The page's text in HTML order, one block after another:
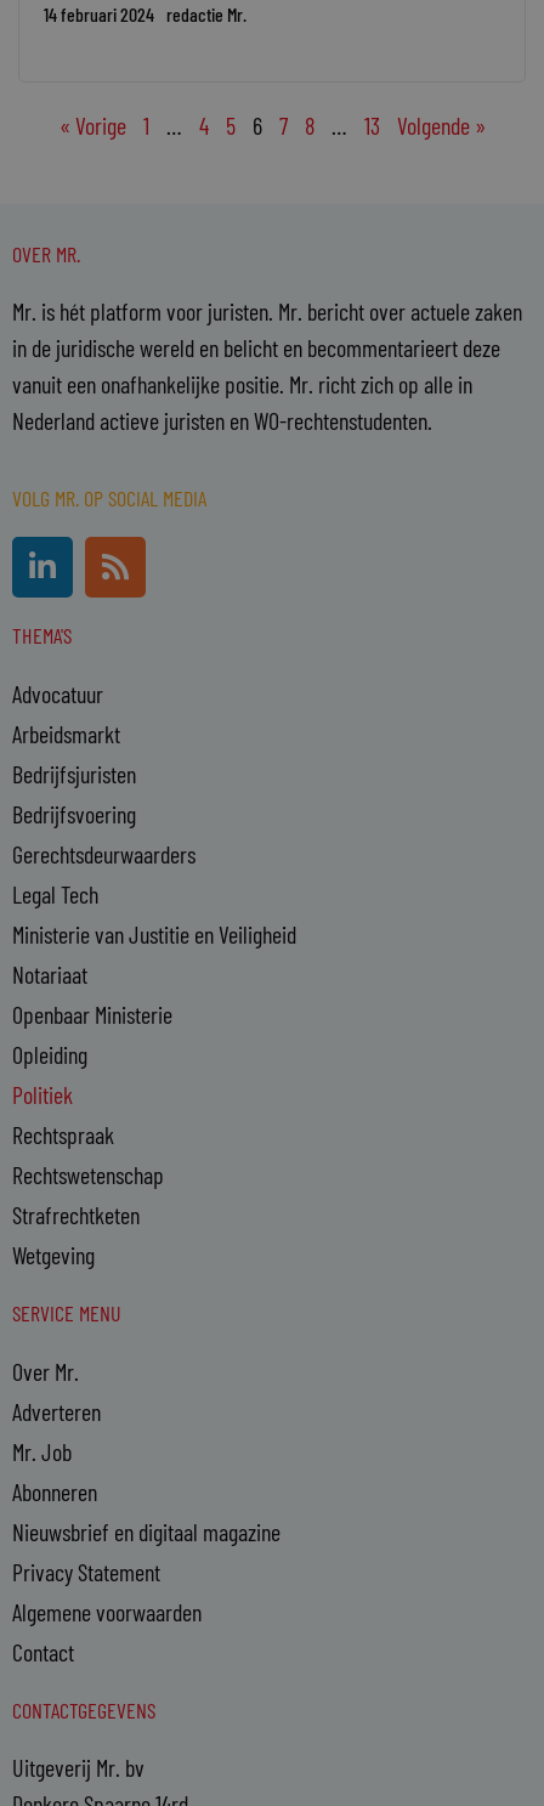
14 februari 2024 redactie Mr.
« Vorige 1 … 4 5 6 7 8 … 13 Volgende »
OVER MR.
Mr. is hét platform voor juristen. Mr. bericht over actuele zaken
in de juridische wereld en belicht en becommentarieert deze
vanuit een onafhankelijke positie. Mr. richt zich op alle in
Nederland actieve juristen en WO-rechtenstudenten.
VOLG MR. OP SOCIAL MEDIA
L
i
n
k
d
i
n
-
i
n
R
s
s
THEMA'S
Advocatuur
Arbeidsmarkt
Bedrijfsjuristen
Bedrijfsvoering
Gerechtsdeurwaarders
Legal Tech
Ministerie van Justitie en Veiligheid
Notariaat
Openbaar Ministerie
Opleiding
Politiek
Rechtspraak
Rechtswetenschap
Strafrechtketen
Wetgeving
SERVICE MENU
Over Mr.
Adverteren
Mr. Job
Abonneren
Nieuwsbrief en digitaal magazine
Privacy Statement
Algemene voorwaarden
Contact
CONTACTGEGEVENS
Uitgeverij Mr. bv